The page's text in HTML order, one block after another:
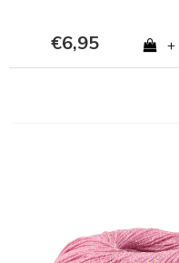
€6,95 +